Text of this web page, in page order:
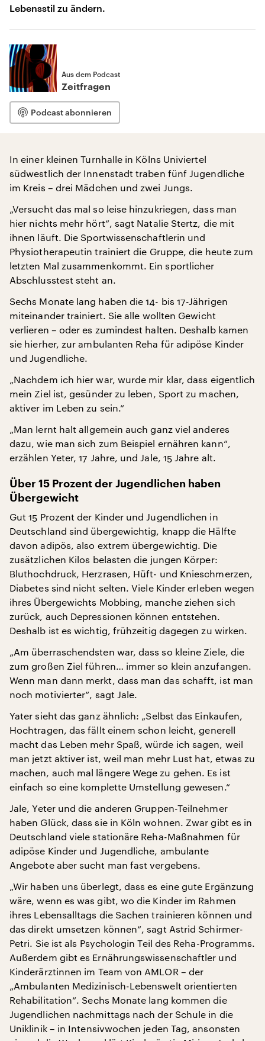
Lebensstil zu ändern.
Aus dem Podcast
Zeitfragen
Podcast abonnieren
In einer kleinen Turnhalle in Kölns Univiertel
südwestlich der Innenstadt traben fünf Jugendliche
im Kreis – drei Mädchen und zwei Jungs.
„Versucht das mal so leise hinzukriegen, dass man
hier nichts mehr hört“, sagt Natalie Stertz, die mit
ihnen läuft. Die Sportwissenschaftlerin und
Physiotherapeutin trainiert die Gruppe, die heute zum
letzten Mal zusammenkommt. Ein sportlicher
Abschlusstest steht an.
Sechs Monate lang haben die 14- bis 17-Jährigen
miteinander trainiert. Sie alle wollten Gewicht
verlieren – oder es zumindest halten. Deshalb kamen
sie hierher, zur ambulanten Reha für adipöse Kinder
und Jugendliche.
„Nachdem ich hier war, wurde mir klar, dass eigentlich
mein Ziel ist, gesünder zu leben, Sport zu machen,
aktiver im Leben zu sein.“
„Man lernt halt allgemein auch ganz viel anderes
dazu, wie man sich zum Beispiel ernähren kann“,
erzählen Yeter, 17 Jahre, und Jale, 15 Jahre alt.
Über 15 Prozent der Jugendlichen haben
Übergewicht
Gut 15 Prozent der Kinder und Jugendlichen in
Deutschland sind übergewichtig, knapp die Hälfte
davon adipös, also extrem übergewichtig. Die
zusätzlichen Kilos belasten die jungen Körper:
Bluthochdruck, Herzrasen, Hüft- und Knieschmerzen,
Diabetes sind nicht selten. Viele Kinder erleben wegen
ihres Übergewichts Mobbing, manche ziehen sich
zurück, auch Depressionen können entstehen.
Deshalb ist es wichtig, frühzeitig dagegen zu wirken.
„Am überraschendsten war, dass so kleine Ziele, die
zum großen Ziel führen… immer so klein anzufangen.
Wenn man dann merkt, dass man das schafft, ist man
noch motivierter“, sagt Jale.
Yater sieht das ganz ähnlich: „Selbst das Einkaufen,
Hochtragen, das fällt einem schon leicht, generell
macht das Leben mehr Spaß, würde ich sagen, weil
man jetzt aktiver ist, weil man mehr Lust hat, etwas zu
machen, auch mal längere Wege zu gehen. Es ist
einfach so eine komplette Umstellung gewesen.“
Jale, Yeter und die anderen Gruppen-Teilnehmer
haben Glück, dass sie in Köln wohnen. Zwar gibt es in
Deutschland viele stationäre Reha-Maßnahmen für
adipöse Kinder und Jugendliche, ambulante
Angebote aber sucht man fast vergebens.
„Wir haben uns überlegt, dass es eine gute Ergänzung
wäre, wenn es was gibt, wo die Kinder im Rahmen
ihres Lebensalltags die Sachen trainieren können und
das direkt umsetzen können“, sagt Astrid Schirmer-
Petri. Sie ist als Psychologin Teil des Reha-Programms.
Außerdem gibt es Ernährungswissenschaftler und
Kinderärztinnen im Team von AMLOR – der
„Ambulanten Medizinisch-Lebenswelt orientierten
Rehabilitation“. Sechs Monate lang kommen die
Jugendlichen nachmittags nach der Schule in die
Uniklinik – in Intensivwochen jeden Tag, ansonsten